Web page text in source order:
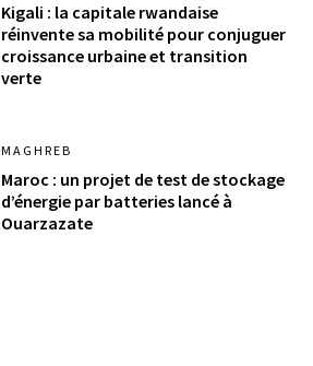
Kigali : la capitale rwandaise
réinvente sa mobilité pour conjuguer
croissance urbaine et transition
verte
MAGHREB
Maroc : un projet de test de stockage
d’énergie par batteries lancé à
Ouarzazate